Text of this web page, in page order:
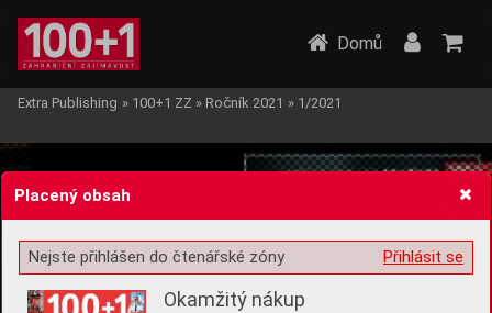
Žádost o souhlas s ukládáním volitelných informací
Domů
Extra Publishing » 100+1 ZZ » Ročník 2021 » 1/2021
Placený obsah
Přihlásit se
Nejste přihlášen do čtenářské zóny
Okamžitý nákup